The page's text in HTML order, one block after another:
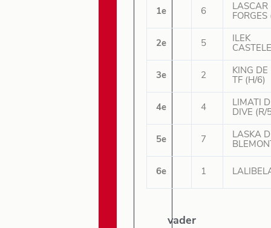
1e 6
LASCAR
FORGES
2e 5
ILEK
3e 2
KING DE
TF (H/6)
4e 4
LIMATI
DIVE (R/
5e 7
LASKA
6e 1
vader